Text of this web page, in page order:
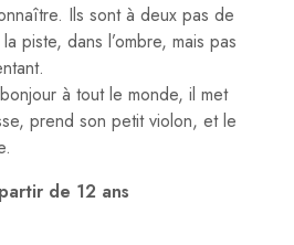
Ils sont à deux pas de
piste, dans l’ombre, mais pas
à tout le monde, il met
prend son petit violon, et le
de 12 ans